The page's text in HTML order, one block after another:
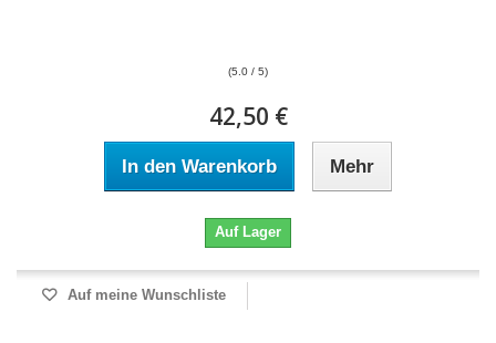
(5.0 / 5)
42,50 €
In den Warenkorb Mehr
Auf Lager
Auf meine Wunschliste